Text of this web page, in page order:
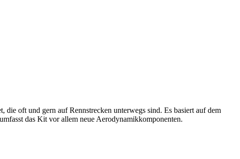
oft und gern auf Rennstrecken unterwegs sind. Es basiert auf dem
das Kit vor allem neue Aerodynamikkomponenten.